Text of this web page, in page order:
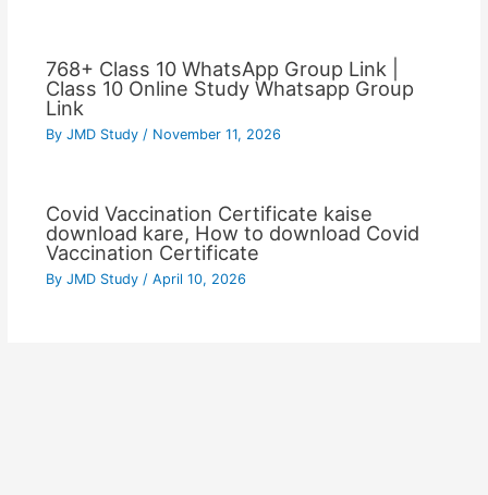
768+ Class 10 WhatsApp Group Link |
Class 10 Online Study Whatsapp Group
Link
By JMD Study / November 11, 2026
Covid Vaccination Certificate kaise
download kare, How to download Covid
Vaccination Certificate
By JMD Study / April 10, 2026